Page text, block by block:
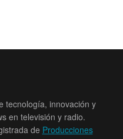
tecnología, innovación y
en televisión y radio.
de Producciones